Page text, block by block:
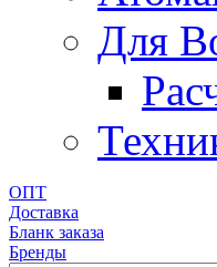
Для
ОПТ
Доставка
Бланк заказа
Бренды